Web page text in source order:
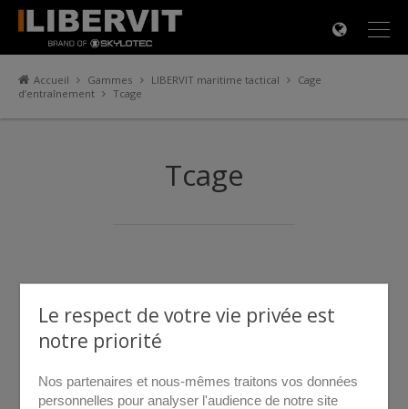
Accueil Gammes LIBERVIT maritime tactical
Cage
d’entraînement
Tcage
Tcage
Le respect de votre vie privée est
notre priorité
Nos partenaires et nous-mêmes traitons vos données
personnelles pour analyser l'audience de notre site